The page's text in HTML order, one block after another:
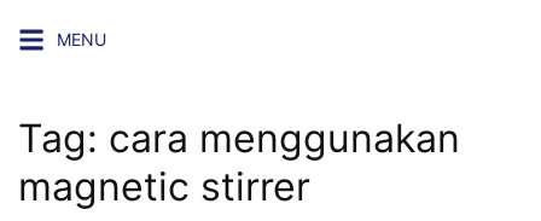
MENU
Tag: cara menggunakan
magnetic stirrer